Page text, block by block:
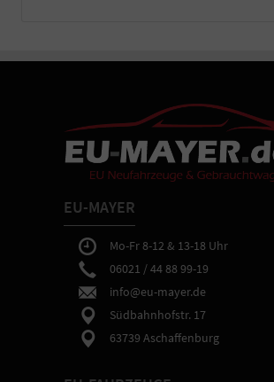
EU-MAYER
Mo-Fr 8-12 & 13-18 Uhr
06021 / 44 88 99-19
info@eu-mayer.de
Südbahnhofstr. 17
63739 Aschaffenburg